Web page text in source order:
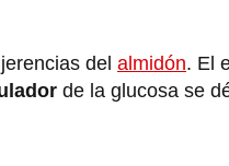
del almidón. El
de la glucosa se